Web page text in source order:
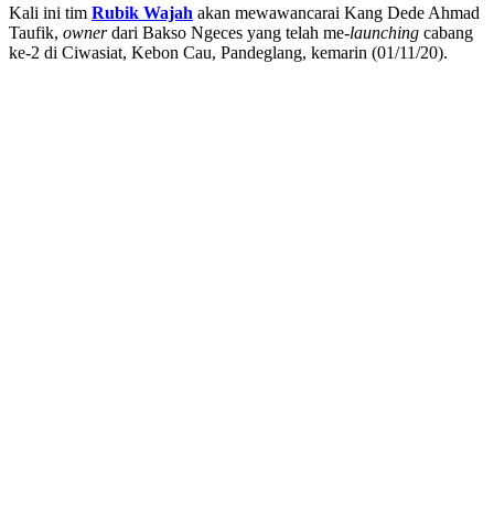
Kali ini tim Rubik Wajah akan mewawancarai Kang Dede Ahmad
Taufik, ownerdari Bakso Ngeces yang telah me-launching cabang
ke-2 di Ciwasiat, Kebon Cau, Pandeglang, kemarin (01/11/20).